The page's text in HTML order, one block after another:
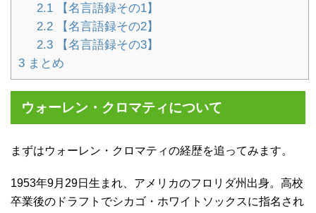
2.1【名言語録その1】
2.2【名言語録その2】
2.3【名言語録その3】
3 まとめ
ウォーレン・クロマティについて
まずはウォーレン・クロマティの経歴を追ってみます。
1953年9月29日生まれ、アメリカのフロリダ州出身。高校
卒業後のドラフトでシカゴ・ホワイトソックスに指名され